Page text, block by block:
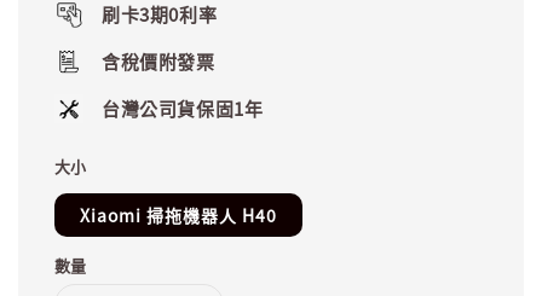
刷卡3期0利率
含稅價附發票
台灣公司貨保固1年
大小
Xiaomi 掃拖機器人 H40
數量